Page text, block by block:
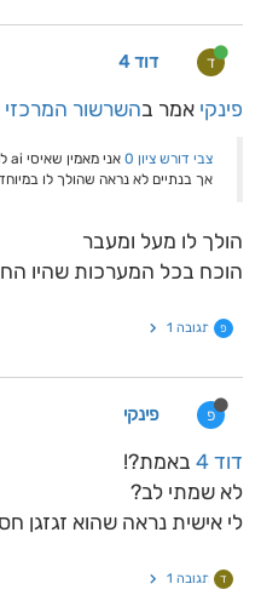
ד דוד 4
פינקי אמר בהשרשור
צבי דורש ציון 0
אני מאמין שאיסי ai למשל מחשבן את הדברים האלו
אך בנתיים לא נראה שהולך לו
הולך לו מעל ומעבר
הוכח בכל המערכות שהיו
פ תגובה 1
פ פינקי
דוד 4
באמת?!
לא שמתי לב?
לי אישית נראה שהוא זגזגן
ד תגובה 1